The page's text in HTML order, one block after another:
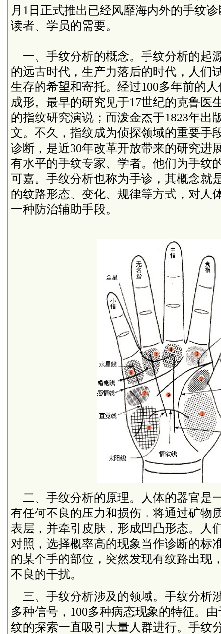
月 1 日正式推出已经风靡海内外的手纹
读者、学员的需要。
一、手纹分析的概念。手纹分析的起
的远古时代，生产力落后的时代，人们
生存的希望和寄托。经过100多年前的
成形。最早的研究见于17世纪的克鲁医
的指纹研究演说；而泼金杰于1823年出
文。不久，指纹成为侦探领域的重要手
诊断，是近30年改革开放带来的研究进
有水平的手纹专家、学者。他们为手纹
可嘉。手纹分析也称为手诊，其概念就
的纹路形态、变化、规律等方式，对人
一种防治辅助手段。
二、手纹分析的原理。人体的器官是
有任何不良的压力和损伤，将通过矿物
表层，并牵引皮肤，形成凹凸形态。人
对照，选择概率高的现象当作诊断的标
的某个手的部位，突然发现有纹路出现
不良的干扰。
三、手纹分析涉及的领域。手纹分析
多种信号， 100多种病态现象的特征。
纹的探索一直吸引大量人群进行。手纹